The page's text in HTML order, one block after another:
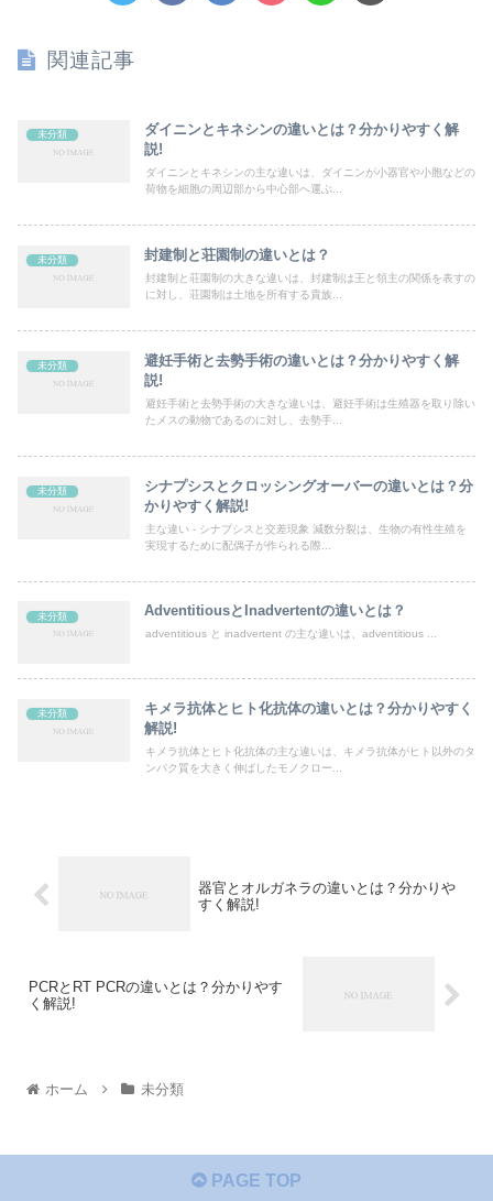
関連記事
未分類
ダイニンとキネシンの違いとは？分かりやすく解
説!
ダイニンとキネシンの主な違いは、ダイニンが小器官や小胞などの
荷物を細胞の周辺部から中心部へ運ぶ...
未分類 封建制と荘園制の違いとは？
封建制と荘園制の大きな違いは、封建制は王と領主の関係を表すの
に対し、荘園制は土地を所有する貴族...
未分類
避妊手術と去勢手術の違いとは？分かりやすく解
説!
避妊手術と去勢手術の大きな違いは、避妊手術は生殖器を取り除い
たメスの動物であるのに対し、去勢手...
未分類
シナプシスとクロッシングオーバーの違いとは？分
かりやすく解説!
主な違い - シナプシスと交差現象 減数分裂は、生物の有性生殖を
実現するために配偶子が作られる際...
未分類 AdventitiousとInadvertentの違いとは？
adventitious と inadvertent の主な違いは、adventitious ...
未分類
キメラ抗体とヒト化抗体の違いとは？分かりやすく
解説!
キメラ抗体とヒト化抗体の主な違いは、キメラ抗体がヒト以外のタ
ンパク質を大きく伸ばしたモノクロー...
器官とオルガネラの違いとは？分かりや
すく解説!
PCRとRT PCRの違いとは？分かりやす
く解説!
ホーム 未分類
PAGE TOP